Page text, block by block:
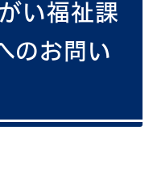
い福祉課
のお問い